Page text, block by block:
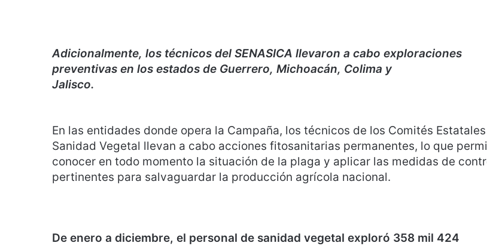
Adicionalmente, los técnicos del SENASICA llevaron a cabo exploraciones
preventivas en los estados de Guerrero, Michoacán, Colima y
En las entidades donde opera la Campaña, los técnicos de los Comités
Sanidad Vegetal llevan a cabo acciones fitosanitarias permanentes, lo que
conocer en todo momento la situación de la plaga y aplicar las medidas de
pertinentes para salvaguardar la producción agrícola nacional.
De enero a diciembre, el personal de sanidad vegetal exploró 358 mil 424